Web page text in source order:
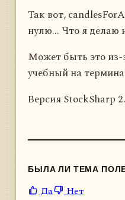
Так вот,
нулю... Что я делаю
Может быть это из-
учебный на
Версия StockSharp
БЫЛА ЛИ ТЕМА
Да Нет